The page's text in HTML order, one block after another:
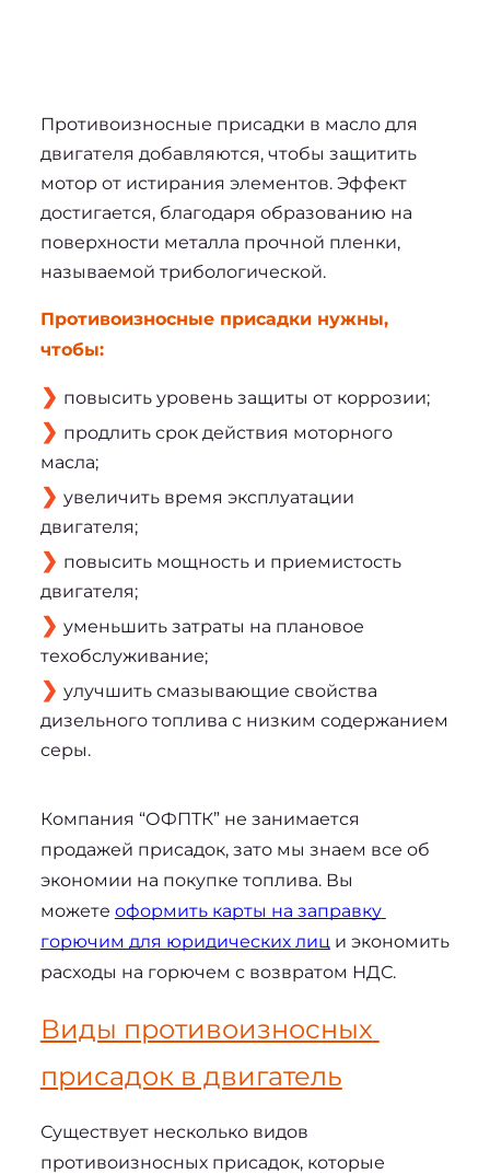
Противоизносные присадки в масло для
двигателя добавляются, чтобы защитить
мотор от истирания элементов. Эффект
достигается, благодаря образованию на
поверхности металла прочной пленки,
называемой трибологической.
Противоизносные присадки нужны,
чтобы:
повысить уровень защиты от коррозии;
продлить срок действия моторного
масла;
увеличить время эксплуатации
двигателя;
повысить мощность и приемистость
двигателя;
уменьшить затраты на плановое
техобслуживание;
улучшить смазывающие свойства
дизельного топлива с низким содержанием
серы.
Компания “ОФПТК” не занимается
продажей присадок, зато мы знаем все об
экономии на покупке топлива. Вы
можете оформить карты на заправку
горючим для юридических лиц и экономить
расходы на горючем с возвратом НДС.
Виды противоизносных
присадок в двигатель
Существует несколько видов
противоизносных присадок, которые